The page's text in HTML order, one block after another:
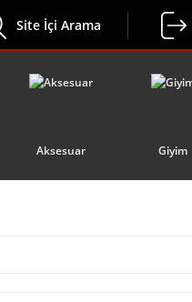
Site İçi Arama
Aksesuar Giyim